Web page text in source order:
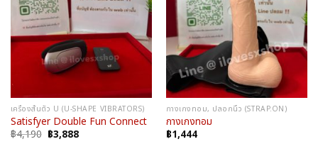
เครื่องสั่นตัว U (U-SHAPE VIBRATORS)
Satisfyer Double Fun Connect
฿4,190 Original
price
฿3,888Current
กางเกงทอม, ปลอกนิ้ว (STRAP.ON)
กางเกงทอม
฿1,444